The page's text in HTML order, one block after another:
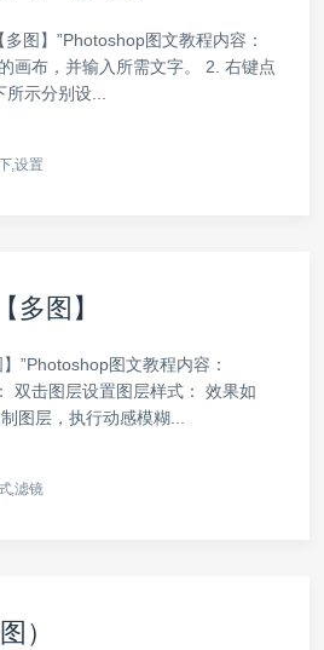
图】”Photoshop图文教程内容：
画布，并输入所需文字。 2. 右键点
示分别设...
,设置
多图】
”Photoshop图文教程内容：
双击图层设置图层样式： 效果如
图层，执行动感模糊...
,滤镜
）